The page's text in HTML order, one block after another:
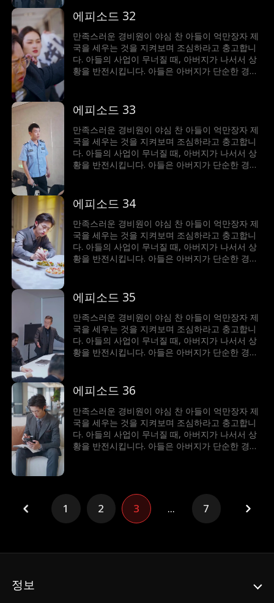
에피소드 32
만족스러운 경비원이 야심 찬 아들이 억만장자 제
국을 세우는 것을 지켜보며 조심하라고 충고합니
다. 아들의 사업이 무너질 때, 아버지가 나서서 상
황을 반전시킵니다. 아들은 아버지가 단순한 경비
에피소드 33
만족스러운 경비원이 야심 찬 아들이 억만장자 제
국을 세우는 것을 지켜보며 조심하라고 충고합니
다. 아들의 사업이 무너질 때, 아버지가 나서서 상
황을 반전시킵니다. 아들은 아버지가 단순한 경비
에피소드 34
만족스러운 경비원이 야심 찬 아들이 억만장자 제
국을 세우는 것을 지켜보며 조심하라고 충고합니
다. 아들의 사업이 무너질 때, 아버지가 나서서 상
황을 반전시킵니다. 아들은 아버지가 단순한 경비
에피소드 35
만족스러운 경비원이 야심 찬 아들이 억만장자 제
국을 세우는 것을 지켜보며 조심하라고 충고합니
다. 아들의 사업이 무너질 때, 아버지가 나서서 상
황을 반전시킵니다. 아들은 아버지가 단순한 경비
에피소드 36
만족스러운 경비원이 야심 찬 아들이 억만장자 제
국을 세우는 것을 지켜보며 조심하라고 충고합니
다. 아들의 사업이 무너질 때, 아버지가 나서서 상
황을 반전시킵니다. 아들은 아버지가 단순한 경비
1 2 3 ... 7
정보